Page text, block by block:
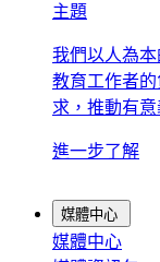
主題
我們以人為
教育工作者
求，推動有意
進一步了解
媒體中心
媒體中心